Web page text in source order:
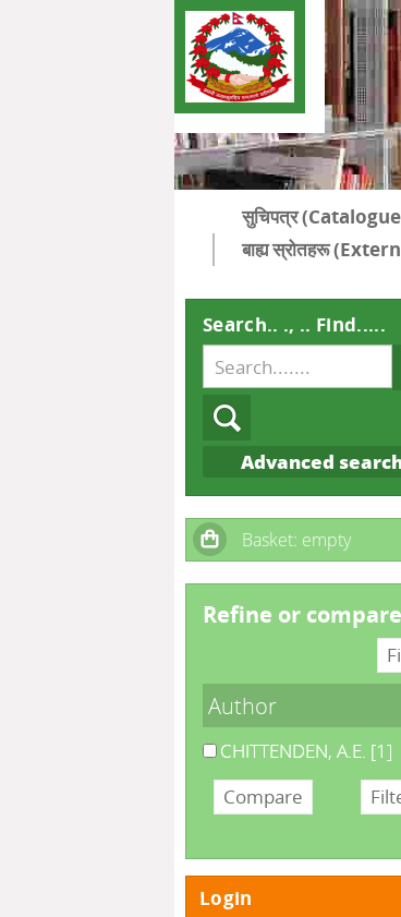
सुचिपत्र
बाह्य स्रोतहरू
Search.. ., .. Find.....
Advanced
refine or compare
Author
CHITTENDEN, A.E. [1]
Login